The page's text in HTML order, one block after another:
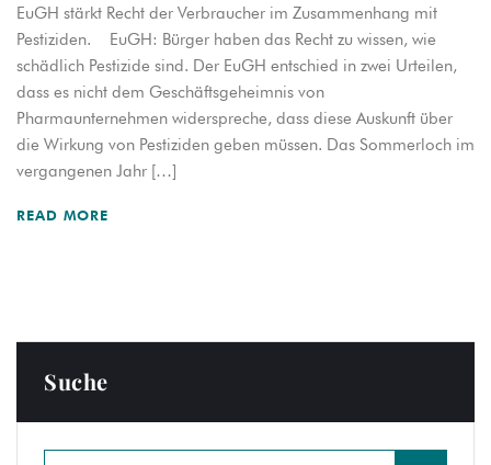
EuGH stärkt Recht der Verbraucher im Zusammenhang mit
Pestiziden. EuGH: Bürger haben das Recht zu wissen, wie
schädlich Pestizide sind. Der EuGH entschied in zwei Urteilen,
dass es nicht dem Geschäftsgeheimnis von
Pharmaunternehmen widerspreche, dass diese Auskunft über
die Wirkung von Pestiziden geben müssen. Das Sommerloch im
vergangenen Jahr […]
READ MORE
Suche